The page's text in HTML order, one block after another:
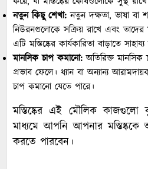
নতুন কিছু শেখা: নতুন দক্ষতা, ভাষা বা
নিউরনগুলোকে সক্রিয় রাখে এবং
এটি মস্তিষ্কের কার্যকারিতা বাড়াতে
মানসিক চাপ কমানো: অতিরিক্ত মানসিক
প্রভাব ফেলে। ধ্যান বা অন্যান্য
চাপ কমানো যেতে পারে।
মস্তিষ্কের এই মৌলিক কাজগুলো
মাধ্যমে আপনি আপনার মস্তিষ্ককে
করতে পারবেন।